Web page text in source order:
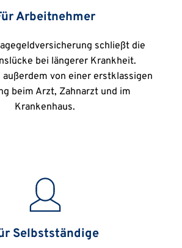
Arbeitnehmer
schließt die
bei längerer Krankheit.
von einer erstklassigen
beim Arzt, Zahnarzt und im
Krankenhaus.
Selbstständige